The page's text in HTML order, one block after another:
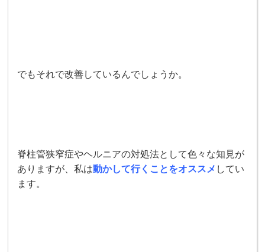
でもそれで改善しているんでしょうか。
脊柱管狭窄症やヘルニアの対処法として色々な知見が
ありますが、私は動かして行くことをオススメ してい
ます。